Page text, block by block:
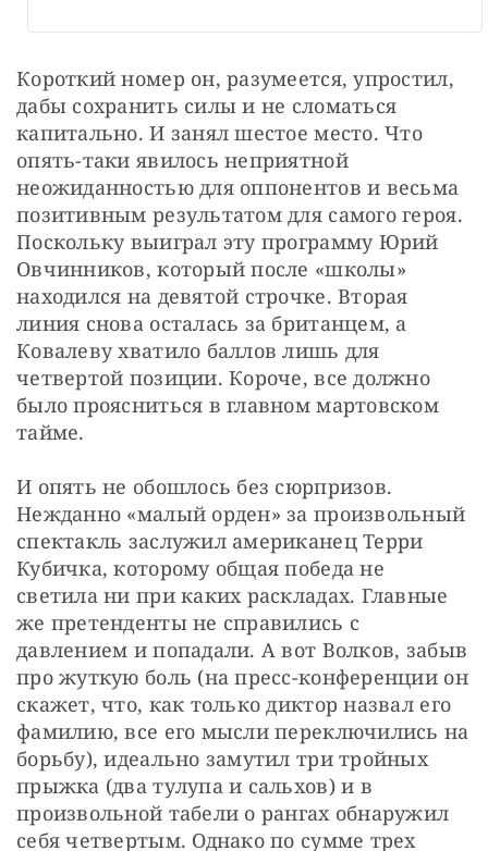
Короткий номер он, разумеется, упростил,
дабы сохранить силы и не сломаться
капитально. И занял шестое место. Что
опять-таки явилось неприятной
неожиданностью для оппонентов и весьма
позитивным результатом для самого героя.
Поскольку выиграл эту программу Юрий
Овчинников, который после «школы»
находился на девятой строчке. Вторая
линия снова осталась за британцем, а
Ковалеву хватило баллов лишь для
четвертой позиции. Короче, все должно
было проясниться в главном мартовском
тайме.
И опять не обошлось без сюрпризов.
Нежданно «малый орден» за произвольный
спектакль заслужил американец Терри
Кубичка, которому общая победа не
светила ни при каких раскладах. Главные
же претенденты не справились с
давлением и попадали. А вот Волков, забыв
про жуткую боль (на пресс-конференции он
скажет, что, как только диктор назвал его
фамилию, все его мысли переключились на
борьбу), идеально замутил три тройных
прыжка (два тулупа и сальхов) и в
произвольной табели о рангах обнаружил
себя четвертым. Однако по сумме трех